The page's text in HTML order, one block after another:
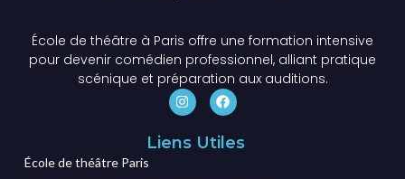
École de théâtre à Paris offre une formation intensive
pour devenir comédien professionnel, alliant pratique
scénique et préparation aux auditions.
Liens Utiles
École de théâtre Paris